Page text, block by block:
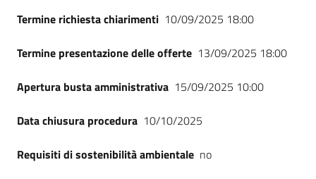
Termine richiesta chiarimenti 10/09/2025 18:00
Termine presentazione delle offerte 13/09/2025 18:00
Apertura busta amministrativa 15/09/2025 10:00
Data chiusura procedura 10/10/2025
Requisiti di sostenibilità ambientale no